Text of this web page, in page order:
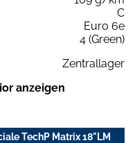
C
Euro 6e
4 (Green)
Zentrallager
anzeigen
TechP Matrix 18"LM